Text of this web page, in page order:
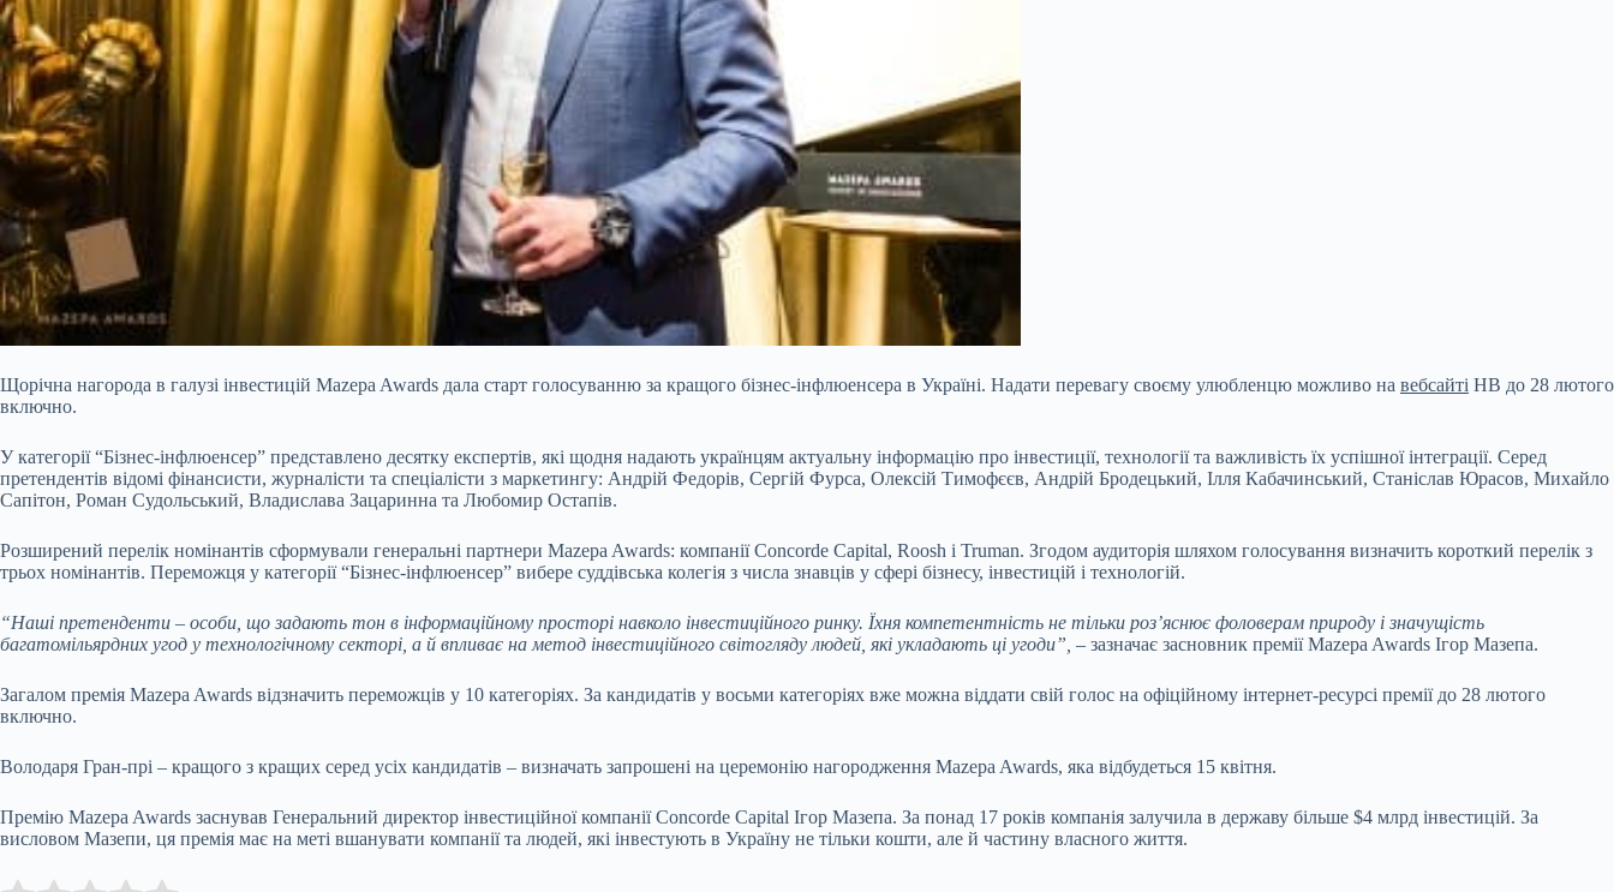
Щорічна нагорода в галузі інвестицій Mazepa Awards дала старт голосуванню за кращого бізнес-інфлюенсера в Україні. Надати перевагу своєму улюбленцю можливо на вебсайті НВ до 28 лютого
включно.
У категорії “Бізнес-інфлюенсер” представлено десятку експертів, які щодня надають українцям актуальну інформацію про інвестиції, технології та важливість їх успішної інтеграції. Серед
претендентів відомі фінансисти, журналісти та спеціалісти з маркетингу: Андрій Федорів, Сергій Фурса, Олексій Тимофєєв, Андрій Бродецький, Ілля Кабачинський, Станіслав Юрасов, Михайло
Сапітон, Роман Судольський, Владислава Зацаринна та Любомир Остапів.
Розширений перелік номінантів сформували генеральні партнери Mazepa Awards: компанії Concorde Capital, Roosh і Truman. Згодом аудиторія шляхом голосування визначить короткий перелік з
трьох номінантів. Переможця у категорії “Бізнес-інфлюенсер” вибере суддівська колегія з числа знавців у сфері бізнесу, інвестицій і технологій.
“Наші претенденти – особи, що задають тон в інформаційному просторі навколо інвестиційного ринку. Їхня компетентність не тільки роз’яснює фоловерам природу і значущість
багатомільярдних угод у технологічному секторі, а й впливає на метод інвестиційного світогляду людей, які укладають ці угоди”, – зазначає засновник премії Mazepa Awards Ігор Мазепа.
Загалом премія Mazepa Awards відзначить переможців у 10 категоріях. За кандидатів у восьми категоріях вже можна віддати свій голос на офіційному інтернет-ресурсі премії до 28 лютого
включно.
Володаря Гран-прі – кращого з кращих серед усіх кандидатів – визначать запрошені на церемонію нагородження Mazepa Awards, яка відбудеться 15 квітня.
Премію Mazepa Awards заснував Генеральний директор інвестиційної компанії Concorde Capital Ігор Мазепа. За понад 17 років компанія залучила в державу більше $4 млрд інвестицій. За
висловом Мазепи, ця премія має на меті вшанувати компанії та людей, які інвестують в Україну не тільки кошти, але й частину власного життя.